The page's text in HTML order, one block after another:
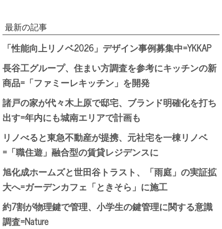
最新の記事
「性能向上リノベ2026」デザイン事例募集中=YKKAP
長谷工グループ、住まい方調査を参考にキッチンの新
商品=「ファミーレキッチン」を開発
諸戸の家が代々木上原で邸宅、ブランド明確化を打ち
出す=年内にも城南エリアで計画も
リノべると東急不動産が提携、元社宅を一棟リノベ
=「職住遊」融合型の賃貸レジデンスに
旭化成ホームズと世田谷トラスト、「雨庭」の実証拡
大へ=ガーデンカフェ「ときそら」に施工
約7割が物理鍵で管理、小学生の鍵管理に関する意識
調査=Nature